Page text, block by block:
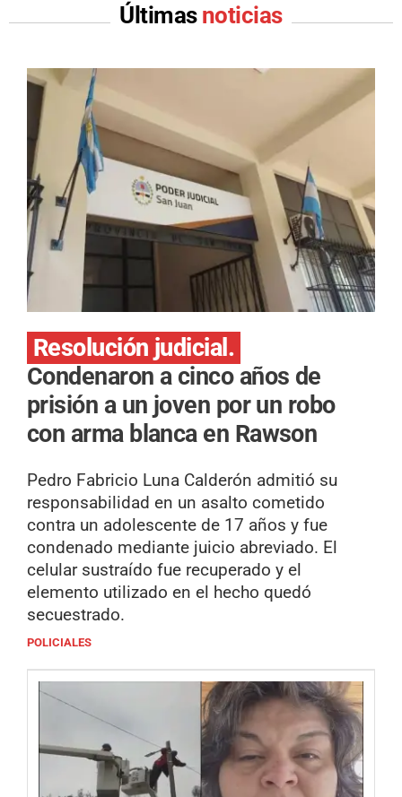
Últimas noticias
Resolución judicial.
Condenaron a cinco años de
prisión a un joven por un robo
con arma blanca en Rawson
Pedro Fabricio Luna Calderón admitió su
responsabilidad en un asalto cometido
contra un adolescente de 17 años y fue
condenado mediante juicio abreviado. El
celular sustraído fue recuperado y el
elemento utilizado en el hecho quedó
secuestrado.
POLICIALES